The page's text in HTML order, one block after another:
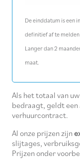
weg,
incl.
voet
aantal
De einddatum is een
definitief af te
Langer dan 2
maat.
Als het totaal van
bedraagt, geldt
verhuurcontract.
Al onze prijzen zijn
slijtages,
Prijzen onder